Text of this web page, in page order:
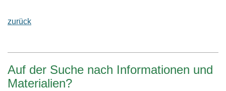
zurück
Auf der Suche nach Informationen und
Materialien?